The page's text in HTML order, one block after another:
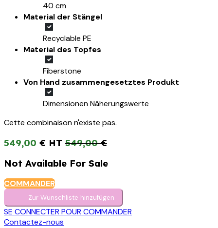
40 cm
Material der Stängel
Recyclable PE
Material des Topfes
Fiberstone
Von Hand zusammengesetztes Produkt
Dimensionen Näherungswerte
Cette combinaison n'existe pas.
549,00 € 549,00€
Not Available For Sale
COMMANDER
Zur Wunschliste hinzufügen
SE CONNECTER POUR COMMANDER
Contactez-nous